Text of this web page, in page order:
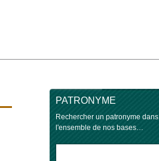
PATRONYME
Rechercher un patronyme dans
l'ensemble de nos bases…